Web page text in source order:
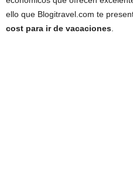
ello que Blogitravel.com te
cost para ir de vacaciones